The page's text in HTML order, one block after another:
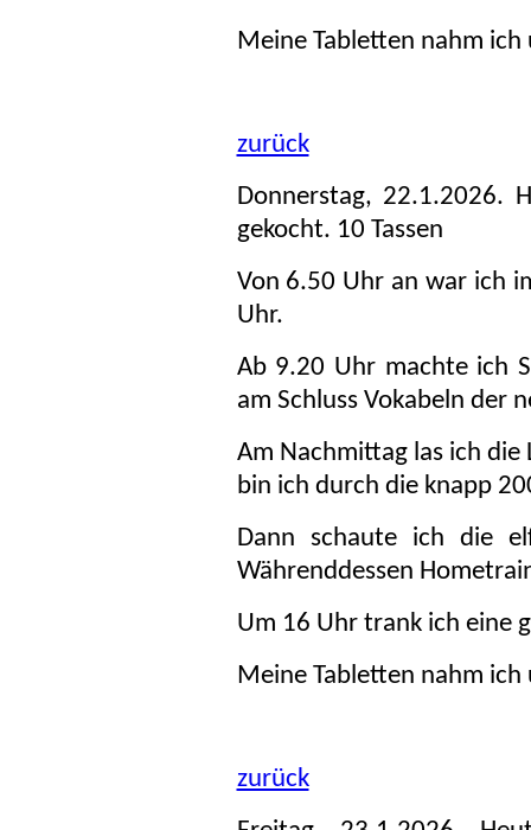
Meine Tabletten nahm ich
zurück
Donnerstag, 22.1.2026.
gekocht. 10 Tassen
Von 6.50 Uhr an war ich
Uhr.
Ab 9.20 Uhr machte ich
am Schluss Vokabeln der
Am Nachmittag las ich die
bin ich durch die knapp
Dann schaute ich die
Währenddessen
Um 16 Uhr trank ich eine
Meine Tabletten nahm ich
zurück